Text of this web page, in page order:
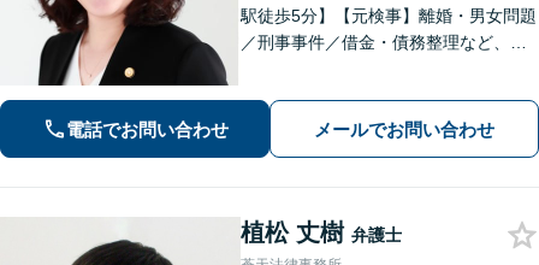
駅徒歩5分】【元検事】離婚・男女問題
／刑事事件／借金・債務整理など、あ
い、最善の解決策へと導くことを最も
重視しています。お困りの方はご相談
電話でお問い合わせ メールでお問い合わせ
植松 丈樹 弁護士